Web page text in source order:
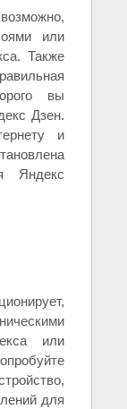
или
Также
вы
Дзен.
и
Яндекс
или
для